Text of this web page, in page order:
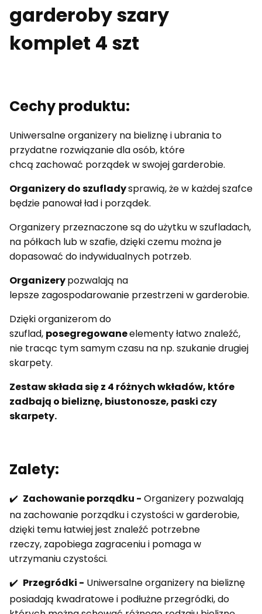
garderoby szary
komplet 4 szt
Cechy produktu:
Uniwersalne organizery na bieliznę i ubrania to
przydatne rozwiązanie dla osób, które
chcą zachować porządek w swojej garderobie.
Organizery do szufladysprawią, że w każdej szafce
będzie panował ład i porządek.
Organizery przeznaczone są do użytku w szufladach,
na półkach lub w szafie, dzięki czemu można je
dopasować do indywidualnych potrzeb.
Organizerypozwalają na
lepsze zagospodarowanie przestrzeni w garderobie.
Dzięki organizerom do
szuflad, posegregowaneelementy łatwo znaleźć,
nie tracąc tym samym czasu na np. szukanie drugiej
skarpety.
Zestaw składa się z 4 różnych wkładów, które
zadbają o bieliznę, biustonosze, paski czy
skarpety.
Zalety:
✔️ Zachowanie porządku - Organizery pozwalają
na zachowanie porządku i czystości w garderobie,
dzięki temu łatwiej jest znaleźć potrzebne
rzeczy, zapobiega zagraceniu i pomaga w
utrzymaniu czystości.
✔️ Przegródki - Uniwersalne organizery na bieliznę
posiadają kwadratowe i podłużneprzegródki, do